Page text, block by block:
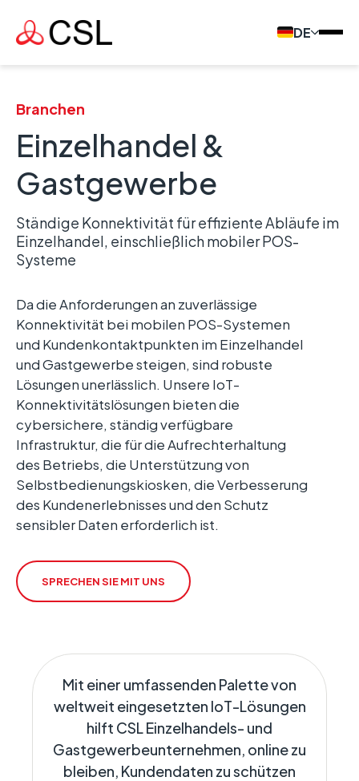
DE
Branchen
Einzelhandel &
Gastgewerbe
Ständige Konnektivität für effiziente Abläufe im
Einzelhandel, einschließlich mobiler POS-
Systeme
Da die Anforderungen an zuverlässige
Konnektivität bei mobilen POS-Systemen
und Kundenkontaktpunkten im Einzelhandel
und Gastgewerbe steigen, sind robuste
Lösungen unerlässlich. Unsere IoT-
Konnektivitätslösungen bieten die
cybersichere, ständig verfügbare
Infrastruktur, die für die Aufrechterhaltung
des Betriebs, die Unterstützung von
Selbstbedienungskiosken, die Verbesserung
des Kundenerlebnisses und den Schutz
sensibler Daten erforderlich ist.
SPRECHEN SIE MIT UNS
Mit einer umfassenden Palette von
weltweit eingesetzten IoT-Lösungen
hilft CSL Einzelhandels- und
Gastgewerbeunternehmen, online zu
bleiben, Kundendaten zu schützen